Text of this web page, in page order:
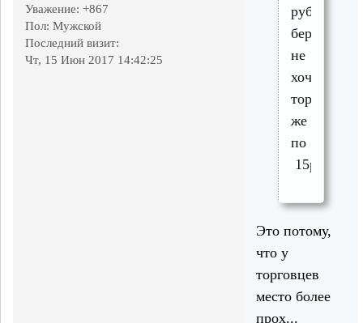
Уважение: +867
Пол: Мужской
Последний визит:
Чт, 15 Июн 2017 14:42:25
руб,
бери
не
хочу.У
торговцев
же
по
15р.
Это потому,
что у
торговцев
место более
прох...